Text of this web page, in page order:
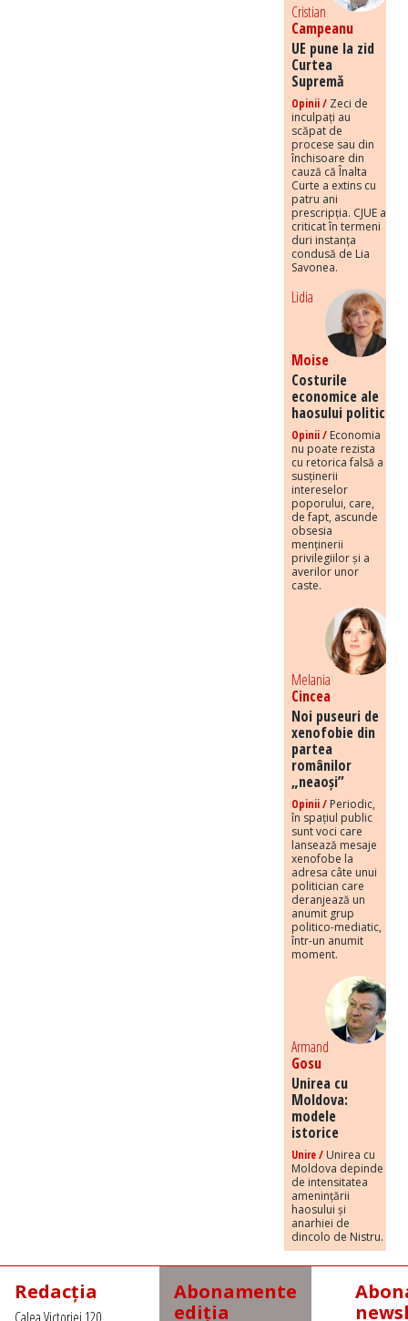
Cristian
Campeanu
UE pune la zid
Curtea
Supremă
Opinii / Zeci de
inculpați au
scăpat de
procese sau din
închisoare din
cauză că Înalta
Curte a extins cu
patru ani
prescripția. CJUE a
criticat în termeni
duri instanța
condusă de Lia
Savonea.
Lidia
Moise
Costurile
economice ale
haosului politic
Opinii / Economia
nu poate rezista
cu retorica falsă a
susținerii
intereselor
poporului, care,
de fapt, ascunde
obsesia
menținerii
privilegiilor și a
averilor unor
caste.
Melania
Cincea
Noi puseuri de
xenofobie din
partea
românilor
„neaoși”
Opinii / Periodic,
în spațiul public
sunt voci care
lansează mesaje
xenofobe la
adresa câte unui
politician care
deranjează un
anumit grup
politico-mediatic,
într-un anumit
moment.
Armand
Gosu
Unirea cu
Moldova:
modele
istorice
Unire / Unirea cu
Moldova depinde
de intensitatea
amenințării
haosului și
anarhiei de
dincolo de Nistru.
Redacția
Abonamente
ediția